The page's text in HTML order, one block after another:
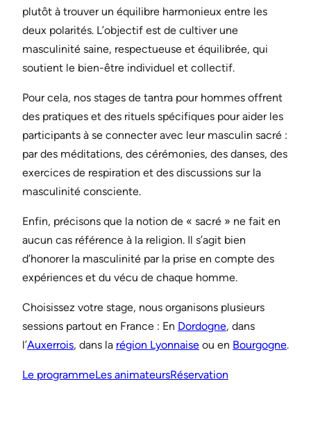
plutôt à trouver un équilibre harmonieux entre les
deux polarités. L’objectif est de cultiver une
masculinité saine, respectueuse et équilibrée, qui
soutient le bien-être individuel et collectif.
Pour cela, nos stages de tantra pour hommes offrent
des pratiques et des rituels spécifiques pour aider les
participants à se connecter avec leur masculin sacré :
par des méditations, des cérémonies, des danses, des
exercices de respiration et des discussions sur la
masculinité consciente.
Enfin, précisons que la notion de « sacré » ne fait en
aucun cas référence à la religion. Il s’agit bien
d’honorer la masculinité par la prise en compte des
expériences et du vécu de chaque homme.
Choisissez votre stage, nous organisons plusieurs
sessions partout en France : En Dordogne, dans
l’Auxerrois, dans la région Lyonnaise ou en Bourgogne.
Le programmeLes animateursRéservation